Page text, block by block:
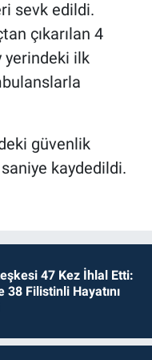
sevk edildi.
çıkarılan 4
yerindeki ilk
güvenlik
kaydedildi.
47 Kez İhlal Etti:
38 Filistinli Hayatını